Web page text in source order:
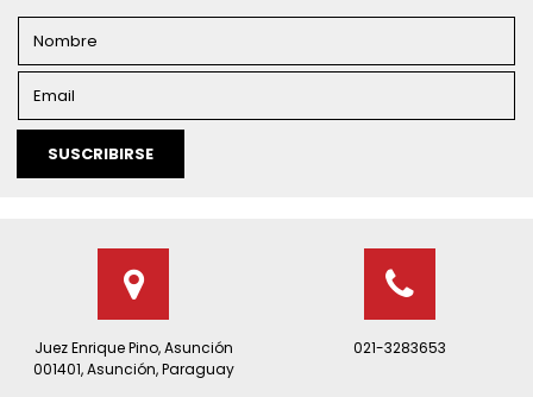
SUSCRIBIRSE
Juez Enrique Pino, Asunción
001401, Asunción, Paraguay
021-3283653